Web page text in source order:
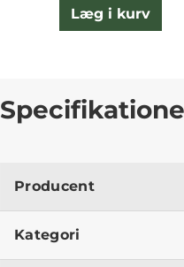
Læg i kurv
Producent
Kategori